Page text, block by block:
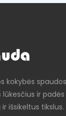
kokybės
lūkesčius ir
išsikeltus tikslus.